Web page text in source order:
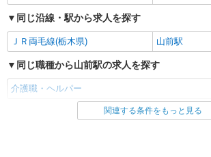
同じ沿線・駅から求人を探す
ＪＲ両毛線(栃木県) 山前駅
同じ職種から山前駅の求人を探す
介護職・ヘルパー
同じ雇用形態から山前駅の求人を探す
関連する条件をもっと見る